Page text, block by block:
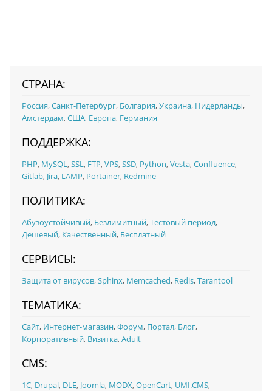
СТРАНА:
Россия,Санкт-Петербург, Болгария,Украина, Нидерланды,
Амстердам,США, Европа, Германия
ПОДДЕРЖКА:
PHP, MySQL,SSL, FTP,VPS,SSD, Python,Vesta,Confluence,
Gitlab, Jira, LAMP, Portainer, Redmine
ПОЛИТИКА:
Абузоустойчивый, Безлимитный,Тестовый период,
Дешевый, Качественный, Бесплатный
СЕРВИСЫ:
Защита от вирусов,Sphinx, Memcached, Redis,Tarantool
ТЕМАТИКА:
Сайт, Интернет-магазин,Форум, Портал, Блог,
Корпоративный, Визитка,Adult
CMS:
1С, Drupal, DLE, Joomla, MODX,OpenCart, UMI.CMS,